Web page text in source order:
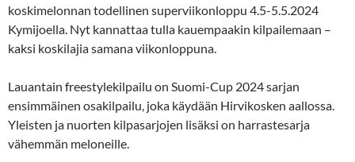
koskimelonnan todellinen superviikonloppu 4.5-5.5.2024
Kymijoella. Nyt kannattaa tulla kauempaakin kilpailemaan –
kaksi koskilajia samana viikonloppuna.
Lauantain freestylekilpailu on Suomi-Cup 2024 sarjan
ensimmäinen osakilpailu, joka käydään Hirvikosken aallossa.
Yleisten ja nuorten kilpasarjojen lisäksi on harrastesarja
vähemmän meloneille.